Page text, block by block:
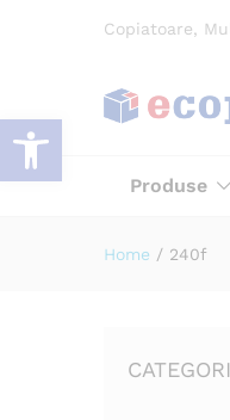
Copiatoare,
Produse
Home / 240f
Deschide bara de unelte